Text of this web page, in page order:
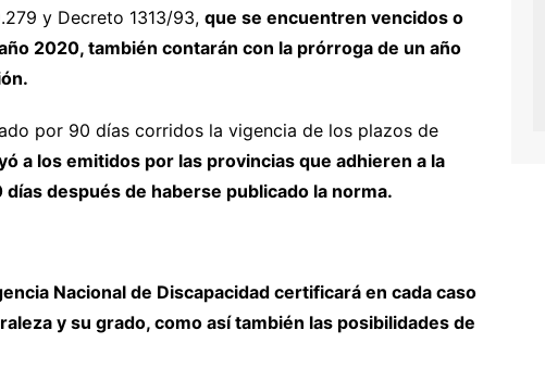
y Decreto 1313/93, que se encuentren vencidos o
2020, también contarán con la prórroga de un año
por 90 días corridos la vigencia de los plazos de
a los emitidos por las provincias que adhieren a la
después de haberse publicado la norma.
Nacional de Discapacidad certificará en cada caso
y su grado, como así también las posibilidades de